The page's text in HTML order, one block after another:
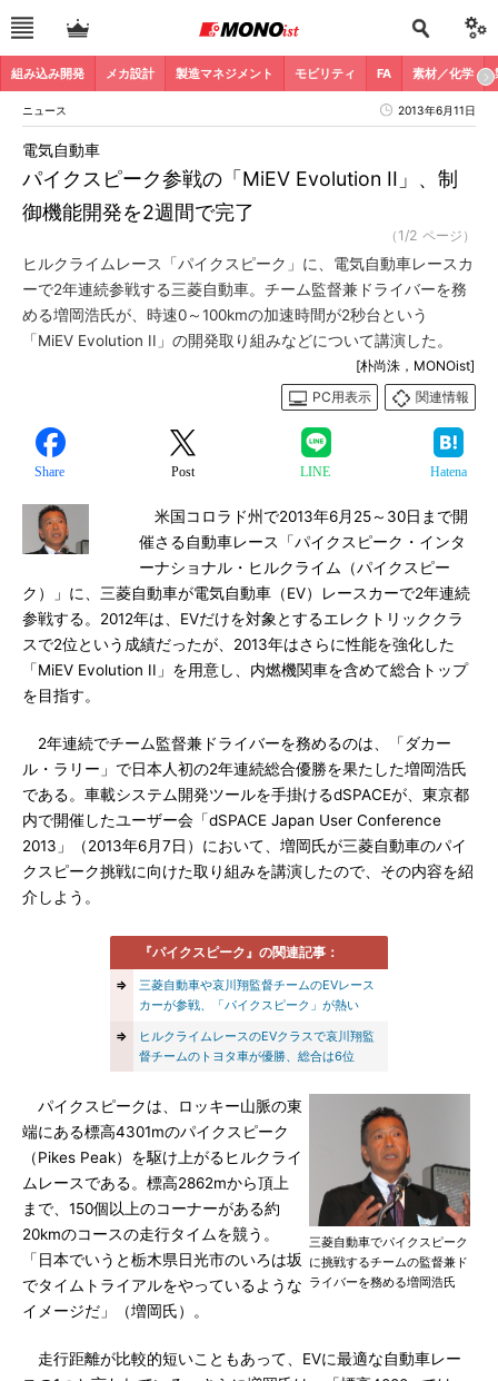
組み込み開発 メカ設計 製造マネジメント モビリティ FA 素材／化学
ニュース 2013年6月11日
パイクスピーク参戦の「MiEV Evolution II」、制
御機能開発を2週間で完了
電気自動車
（1/2 ページ）
ヒルクライムレース「パイクスピーク」に、電気自動車レースカ
ーで2年連続参戦する三菱自動車。チーム監督兼ドライバーを務
める増岡浩氏が、時速0～100kmの加速時間が2秒台という
「MiEV Evolution II」の開発取り組みなどについて講演した。
[朴尚洙，MONOist]
PC用表示
関連情報
Share Post LINE Hatena
米国コロラド州で2013年6月25～30日まで開
催さる自動車レース「パイクスピーク・インタ
ーナショナル・ヒルクライム（パイクスピー
ク）」に、三菱自動車が電気自動車（EV）レースカーで2年連続
参戦する。2012年は、EVだけを対象とするエレクトリッククラ
スで2位という成績だったが、2013年はさらに性能を強化した
「MiEV Evolution II」を用意し、内燃機関車を含めて総合トップ
を目指す。
2年連続でチーム監督兼ドライバーを務めるのは、「ダカー
ル・ラリー」で日本人初の2年連続総合優勝を果たした増岡浩氏
である。車載システム開発ツールを手掛けるdSPACEが、東京都
内で開催したユーザー会「dSPACE Japan User Conference
2013」（2013年6月7日）において、増岡氏が三菱自動車のパイ
クスピーク挑戦に向けた取り組みを講演したので、その内容を紹
介しよう。
『パイクスピーク』の関連記事：
⇒
三菱自動車や哀川翔監督チームのEVレース
カーが参戦、「パイクスピーク」が熱い
⇒
ヒルクライムレースのEVクラスで哀川翔監
督チームのトヨタ車が優勝、総合は6位
三菱自動車でパイクスピーク
に挑戦するチームの監督兼ド
ライバーを務める増岡浩氏
パイクスピークは、ロッキー山脈の東
端にある標高4301mのパイクスピーク
（Pikes Peak）を駆け上がるヒルクライ
ムレースである。標高2862mから頂上
まで、150個以上のコーナーがある約
20kmのコースの走行タイムを競う。
「日本でいうと栃木県日光市のいろは坂
でタイムトライアルをやっているような
イメージだ」（増岡氏）。
走行距離が比較的短いこともあって、EVに最適な自動車レー